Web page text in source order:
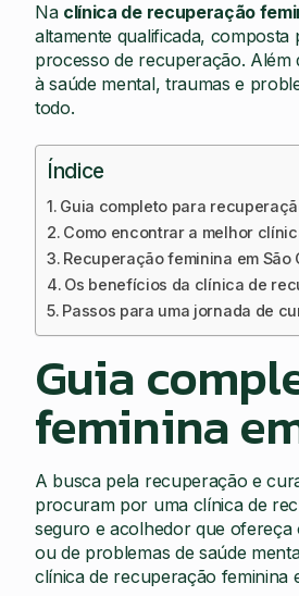
Na clínica de recuperação
altamente qualificada,
processo de recuperação. Além
à saúde mental, traumas e
todo.
Índice
Guia completo para
Como encontrar a melhor
Recuperação feminina em
Os benefícios da clínica de
Passos para uma jornada de
Guia
feminina
A busca pela recuperação e
procuram por uma clínica de
seguro e acolhedor que ofereça
ou de problemas de saúde
clínica de recuperação feminina